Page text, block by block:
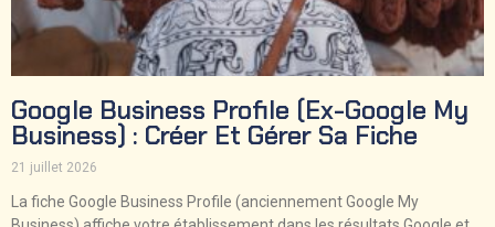
Google Business Profile (ex-Google My
Business) : Créer Et Gérer Sa Fiche
21 juillet 2026
La fiche Google Business Profile (anciennement Google My